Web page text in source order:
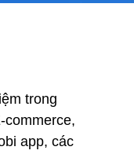
trong
commerce,
app, các